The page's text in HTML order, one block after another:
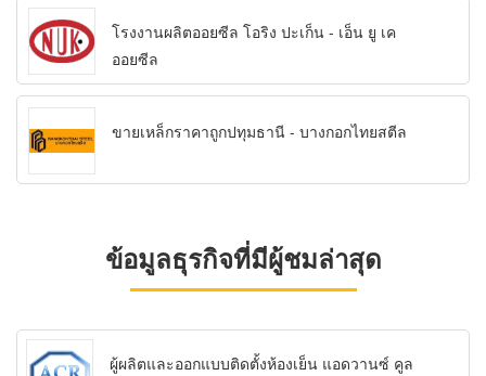
โรงงานผลิตออยซีล โอริง ปะเก็น - เอ็น ยู เค
ออยซีล
ขายเหล็กราคาถูกปทุมธานี - บางกอกไทยสตีล
ข้อมูลธุรกิจที่มีผู้ชมล่าสุด
ผู้ผลิตและออกแบบติดตั้งห้องเย็น แอดวานซ์ คูล